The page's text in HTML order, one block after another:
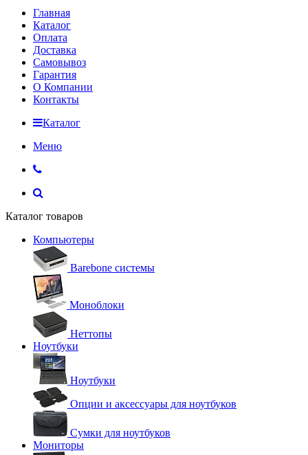
Главная
Каталог
Оплата
Доставка
Самовывоз
Гарантия
О Компании
Контакты
Каталог
Меню
Каталог товаров
Компьютеры
Barebone системы
Моноблоки
Неттопы
Ноутбуки
Ноутбуки
Опции и аксессуары для ноутбуков
Сумки для ноутбуков
Мониторы